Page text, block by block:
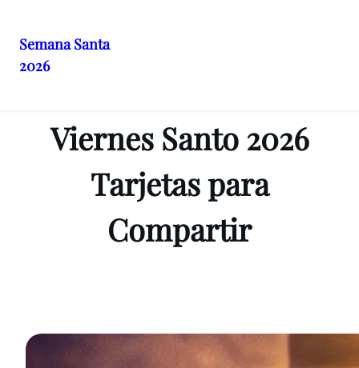
Saltar
Semana Santa
2026
Viernes Santo 2026
Tarjetas para
Compartir